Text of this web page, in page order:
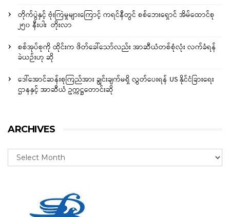
တိုက်ပွဲနှင့် ဗုံးကြဲမှုများကြောင့် ကရင်နီတွင် စစ်ဘေးရှောင် အိမ်ထောင်စု
၂၅၀ နီးပါး တိုးလာ
စစ်အုပ်စုကို ထိုင်းက ဖိတ်ခေါ်သော်လည်း အာဆီယံတစ်စုံလုံး လက်ခံရန်
ခဲယဉ်းဟု ဆို
ဒေါ်အောင်ဆန်းစုကြည်အား ချွင်းချက်မရှိ လွှတ်ပေးရန် US နိုင်ငံခြားရေး
ဌာနနှင့် အာဆီယံ ဥက္ကဋ္ဌတောင်းဆို
ARCHIVES